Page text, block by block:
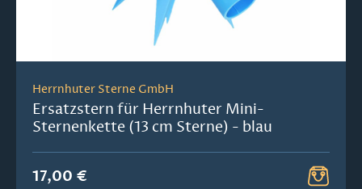
Herrnhuter Sterne GmbH
Ersatzstern für Herrnhuter Mini-
Sternenkette (13 cm Sterne) - blau
17,00 €